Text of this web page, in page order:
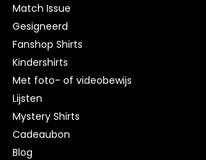
Match Issue
Gesigneerd
Fanshop Shirts
Kindershirts
Met foto- of videobewijs
Lijsten
Mystery Shirts
Cadeaubon
Blog